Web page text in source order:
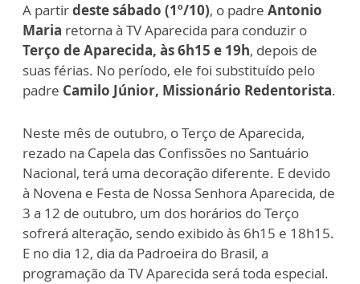
A partirdeste sábado (1º/10), o padre Antonio
Maria retorna à TV Aparecida para conduzir o
Terço de Aparecida, às 6h15 e 19h, depois de
suas férias. No período, ele foi substituído pelo
padre Camilo Júnior, Missionário Redentorista.
Neste mês de outubro, o Terço de Aparecida,
rezado na Capela das Confissões no Santuário
Nacional, terá uma decoração diferente. E devido
à Novena e Festa de Nossa Senhora Aparecida, de
3 a 12 de outubro, um dos horários do Terço
sofrerá alteração, sendo exibido às 6h15 e 18h15.
E no dia 12, dia da Padroeira do Brasil, a
programação da TV Aparecida será toda especial.